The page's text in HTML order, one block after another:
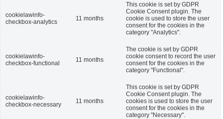
cookielawinfo-
checkbox-analytics
11 months
This cookie is set by GDPR
Cookie Consent plugin. The
cookie is used to store the user
consent for the cookies in the
category "Analytics".
cookielawinfo-
checkbox-functional
11 months
The cookie is set by GDPR
cookie consent to record the user
consent for the cookies in the
category "Functional".
cookielawinfo-
checkbox-necessary
11 months
This cookie is set by GDPR
Cookie Consent plugin. The
cookies is used to store the user
consent for the cookies in the
category "Necessary".